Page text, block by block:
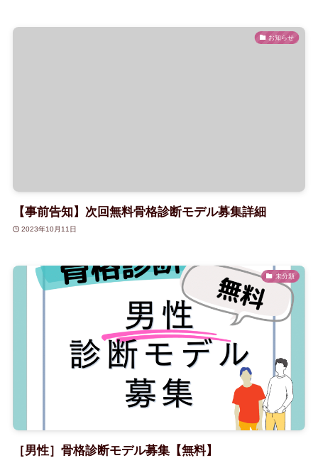
お知らせ
【事前告知】次回無料骨格診断モデル募集詳細
2023年10月11日
未分類
［男性］骨格診断モデル募集【無料】